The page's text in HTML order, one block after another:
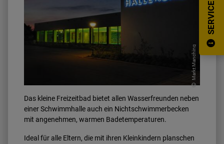
SERVICE
Markt Manching
Das kleine Freizeitbad bietet allen Wasserfreunden neben
einer Schwimmhalle auch ein Nichtschwimmerbecken
mit angenehmen, warmen Badetemperaturen.
Ideal für alle Eltern, die mit ihren Kleinkindern planschen